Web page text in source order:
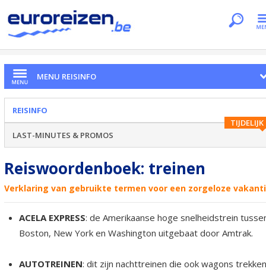
MENU REISINFO
REISINFO
TIJDELIJK
LAST-MINUTES & PROMOS
Reiswoordenboek: treinen
Verklaring van gebruikte termen voor een zorgeloze
ACELA EXPRESS: de Amerikaanse hoge snelheidstrein
Boston, New York en Washington uitgebaat door Amtrak.
AUTOTREINEN: dit zijn nachttreinen die ook wagons trekken